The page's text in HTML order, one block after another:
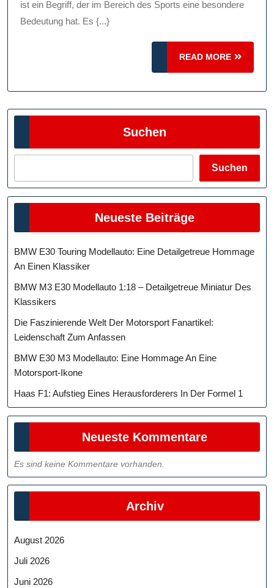
ist ein Begriff, der im Bereich des Sports eine besondere
Bedeutung hat. Es {...}
READ MORE
READ
MORE
Suchen
Suchen
Neueste Beiträge
BMW E30 Touring Modellauto: Eine Detailgetreue Hommage
An Einen Klassiker
BMW M3 E30 Modellauto 1:18 – Detailgetreue Miniatur Des
Klassikers
Die Faszinierende Welt Der Motorsport Fanartikel:
Leidenschaft Zum Anfassen
BMW E30 M3 Modellauto: Eine Hommage An Eine
Motorsport-Ikone
Haas F1: Aufstieg Eines Herausforderers In Der Formel 1
Neueste Kommentare
Es sind keine Kommentare vorhanden.
Archiv
August 2026
Juli 2026
Juni 2026